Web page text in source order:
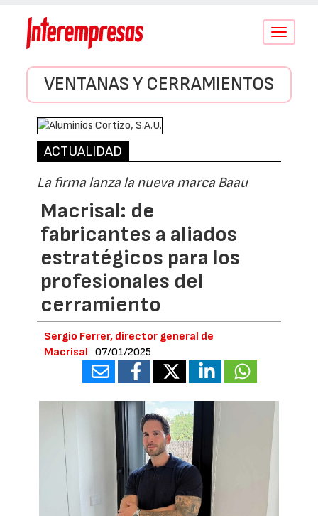
Conmutar
VENTANAS Y CERRAMIENTOS
ACTUALIDAD
La firma lanza la nueva marca Baau
Macrisal: de
fabricantes a aliados
estratégicos para los
profesionales del
cerramiento
Sergio Ferrer, director general de
Macrisal
07/01/2025